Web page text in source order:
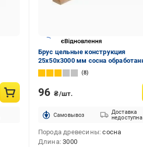
Брус цельные конструкция
25х50х3000 мм сосна
8
96 ₴/шт.
Cамовывоз
Доставка
недоступна
Порода древесины сосна
Длина 3000